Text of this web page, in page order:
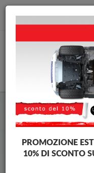
Piastra paramotore di
Piastra paramotore
Brands
PROMOZIONE
10% DI SCONTO